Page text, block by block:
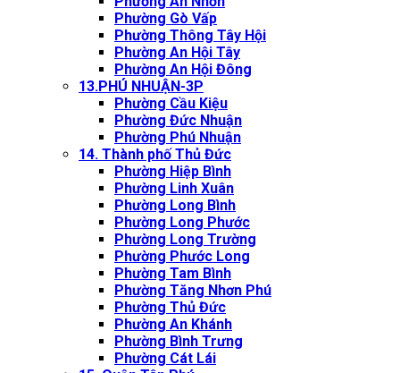
Phường Gò Vấp
Phường Thông Tây Hội
Phường An Hội Tây
Phường An Hội Đông
13.PHÚ NHUẬN-3P
Phường Cầu Kiệu
Phường Đức Nhuận
Phường Phú Nhuận
14. Thành phố Thủ Đức
Phường Hiệp Bình
Phường Linh Xuân
Phường Long Bình
Phường Long Phước
Phường Long Trường
Phường Phước Long
Phường Tam Bình
Phường Tăng Nhơn Phú
Phường Thủ Đức
Phường An Khánh
Phường Bình Trưng
Phường Cát Lái